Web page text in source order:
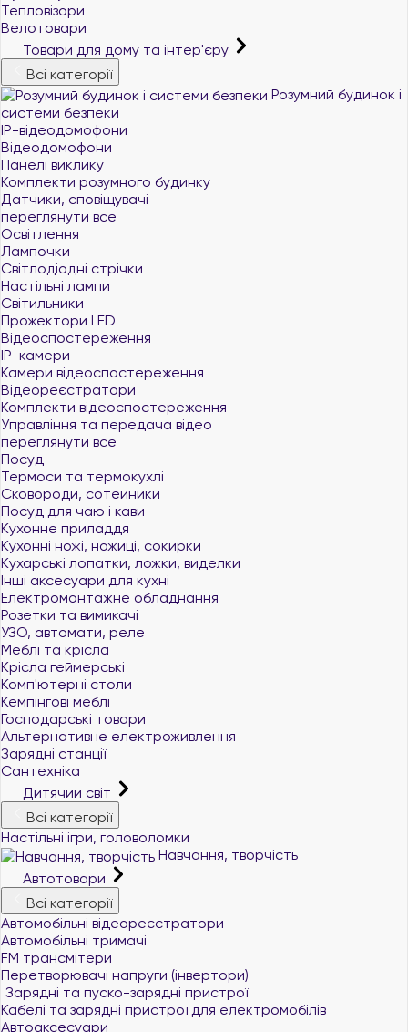
Тепловізори
Велотовари
Товари для дому та інтер'єру
Всі категорії
Розумний будинок і
системи безпеки
IP-відеодомофони
Відеодомофони
Панелі виклику
Комплекти розумного будинку
Датчики, сповіщувачі
переглянути все
Освітлення
Лампочки
Світлодіодні стрічки
Настільні лампи
Світильники
Прожектори LED
Відеоспостереження
IP-камери
Камери відеоспостереження
Відеореєстратори
Комплекти відеоспостереження
Управління та передача відео
переглянути все
Посуд
Термоси та термокухлі
Сковороди, сотейники
Посуд для чаю і кави
Кухонне приладдя
Кухонні ножі, ножиці, сокирки
Кухарські лопатки, ложки, виделки
Інші аксесуари для кухні
Електромонтажне обладнання
Розетки та вимикачі
УЗО, автомати, реле
Меблі та крісла
Крісла геймерські
Комп'ютерні столи
Кемпінгові меблі
Господарські товари
Альтернативне електроживлення
Зарядні станції
Сантехніка
Дитячий світ
Всі категорії
Настільні ігри, головоломки
Навчання, творчість
Автотовари
Всі категорії
Автомобільні відеореєстратори
Автомобільні тримачі
FM трансмітери
Перетворювачі напруги (інвертори)
Зарядні та пуско-зарядні пристрої
Кабелі та зарядні пристрої для електромобілів
Автоаксесуари
+380 (96) 521 33 21